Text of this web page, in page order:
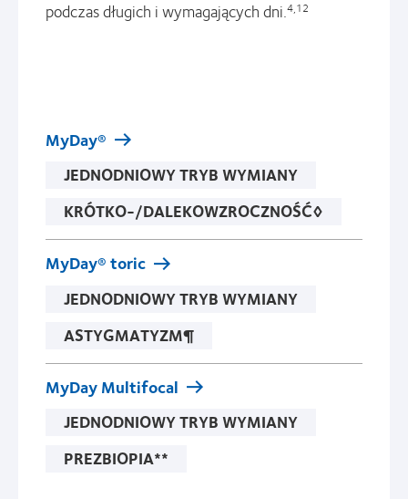
podczas długich i wymagających dni.4,12
MyDay®
JEDNODNIOWY TRYB WYMIANY
KRÓTKO-/DALEKOWZROCZNOŚĆ◊
MyDay® toric
JEDNODNIOWY TRYB WYMIANY
ASTYGMATYZM¶
MyDay Multifocal
JEDNODNIOWY TRYB WYMIANY
PREZBIOPIA**